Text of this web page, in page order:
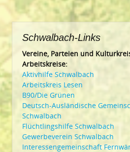
Schwalbach-Links
Vereine, Parteien und
Arbeitskreise:
Aktivhilfe Schwalbach
Arbeitskreis Lesen
B90/Die Grünen
Deutsch-Ausländische
Schwalbach
Flüchtlingshilfe Schwalbach
Gewerbeverein Schwalbach
Interessengemeinschaft